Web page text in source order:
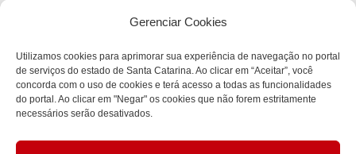
Gerenciar Cookies
Utilizamos cookies para aprimorar sua experiência de navegação no portal
de serviços do estado de Santa Catarina. Ao clicar em “Aceitar”, você
concorda com o uso de cookies e terá acesso a todas as funcionalidades
do portal. Ao clicar em "Negar" os cookies que não forem estritamente
necessários serão desativados.
Telefone da Ouvidoria:
0800-6448500
ENDEREÇO
SEJURI - Secretaria de Estado de Justiça e Reintegração
Rua Fúlvio Aducci, 1214 - Loja 06